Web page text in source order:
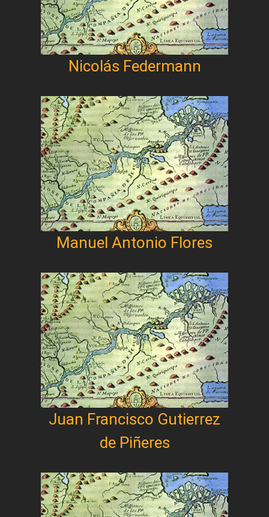
Nicolás Federmann
Manuel Antonio Flores
Juan Francisco Gutierrez
de Piñeres